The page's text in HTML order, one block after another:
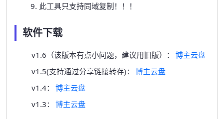
此工具只支持同域复制！！！
软件下载
v1.6（该版本有点小问题，建议用旧版）：
博主云盘
v1.5(支持通过分享链接转存)：
博主云盘
v1.4：
博主云盘
v1.3：
博主云盘